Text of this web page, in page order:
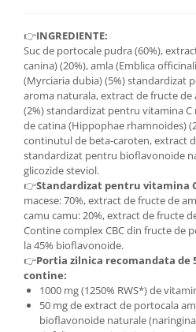
👉INGREDIENTE:
Suc de portocale pudra (60%),
canina) (20%), amla (Emblica
(Myrciaria dubia) (5%) standardizat
aroma naturala, extract de fructe de
(2%) standardizat pentru vitamina
de catina (Hippophae rhamnoides)
continutul de beta-caroten, extract
standardizat pentru bioflavonoide
glicozide steviol.
👉Standardizat pentru vitamina
macese: 70%, extract de fructe de
camu camu: 20%, extract de fructe
Contine complex CBC din fructe de
la 45% bioflavonoide.
👉Portia zilnica recomandata de
contine:
1000 mg (1250% RWS*) de
50 mg de extract de portocala
bioflavonoide naturale